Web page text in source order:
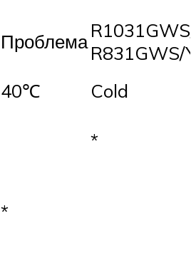
ПроблемаR831GWS/
40℃ Cold
*
*